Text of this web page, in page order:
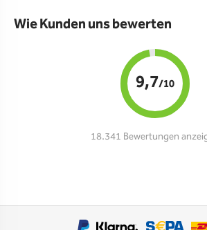
Wie Kunden uns bewerten
9,7/10
18.341 Bewertungen